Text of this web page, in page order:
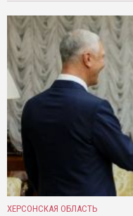
ХЕРСОНСКАЯ ОБЛАСТЬ